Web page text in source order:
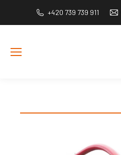
+420 739 739 911